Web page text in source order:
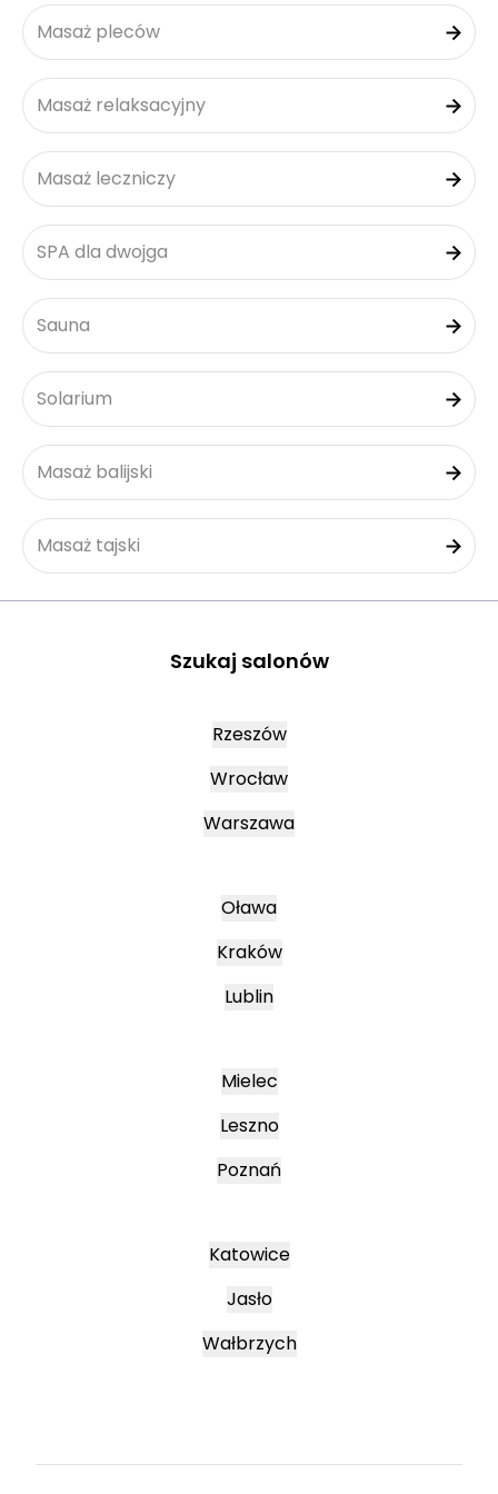
Masaż pleców
Masaż relaksacyjny
Masaż leczniczy
SPA dla dwojga
Sauna
Solarium
Masaż balijski
Masaż tajski
Szukaj salonów
Rzeszów
Wrocław
Warszawa
Oława
Kraków
Lublin
Mielec
Leszno
Poznań
Katowice
Jasło
Wałbrzych